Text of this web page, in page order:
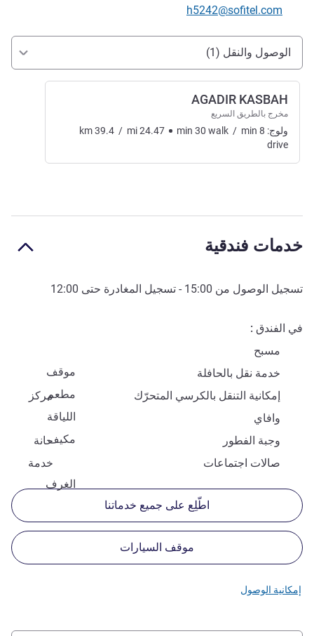
تواصل معنا عبر البريد الإلكتروني
h5242@sofitel.com
الوصول والتنقل
الوصول والنقل (1)
AGADIR KASBAH
مخرج بالطريق السريع
ولوج: km39.4 / mi24.47 min 30 walk / min 8
drive
خدمات فندقية
تسجيل الوصول من 15:00 - تسجيل المغادرة حتى 12:00
في الفندق
مسبح
موقف
خدمة نقل بالحافلة
مطعم
إمكانية التنقل بالكرسي المتحرّك
مركز
اللياقة
وافاي
مكيف
وجبة الفطور
حانة
صالات اجتماعات
خدمة
الغرف
اطّلِع على جميع خدماتنا
موقف السيارات
إمكانية الوصول